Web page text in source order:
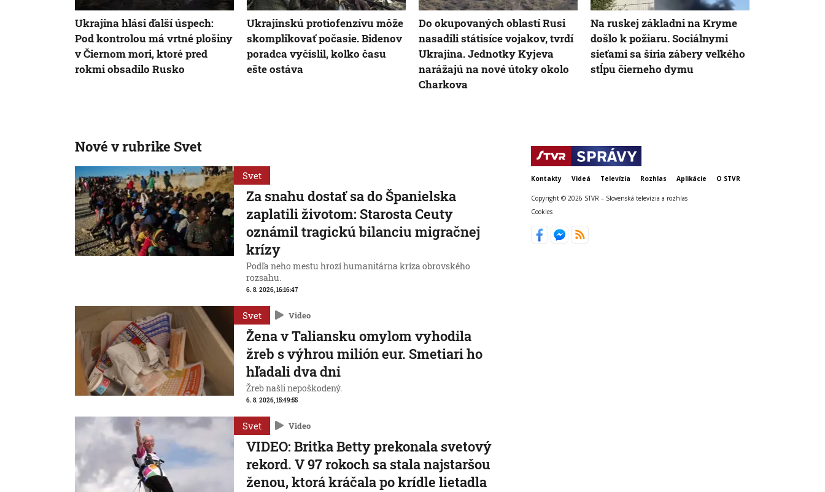
Ukrajina hlási ďalší úspech:
Pod kontrolou má vrtné plošiny
v Čiernom mori, ktoré pred
rokmi obsadilo Rusko
Ukrajinskú protiofenzívu môže
skomplikovať počasie. Bidenov
poradca vyčíslil, koľko času
ešte ostáva
Do okupovaných oblastí Rusi
nasadili státisíce vojakov, tvrdí
Ukrajina. Jednotky Kyjeva
narážajú na nové útoky okolo
Charkova
Na ruskej základni na Kryme
došlo k požiaru. Sociálnymi
sieťami sa šíria zábery veľkého
stĺpu čierneho dymu
Nové v rubrike Svet
Svet
Za snahu dostať sa do Španielska
zaplatili životom: Starosta Ceuty
oznámil tragickú bilanciu migračnej
krízy
Podľa neho mestu hrozí humanitárna kríza obrovského
rozsahu.
6. 8. 2026, 16:16:47
Svet Video
Žena v Taliansku omylom vyhodila
žreb s výhrou milión eur. Smetiari ho
hľadali dva dni
Žreb našli nepoškodený.
6. 8. 2026, 15:49:55
Svet Video
VIDEO: Britka Betty prekonala svetový
rekord. V 97 rokoch sa stala najstaršou
ženou, ktorá kráčala po krídle lietadla
Kontakty Videá Televízia Rozhlas Aplikácie O STVR
Copyright © 2026 STVR – Slovenská televízia a rozhlas
Cookies